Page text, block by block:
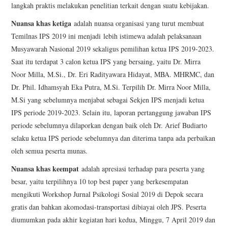
langkah praktis melakukan penelitian terkait dengan suatu kebijakan.
Nuansa khas ketigaadalah nuansa organisasi yang turut membuat
Temilnas IPS 2019 ini menjadi lebih istimewa adalah pelaksanaan
Musyawarah Nasional 2019 sekaligus pemilihan ketua IPS 2019-2023.
Saat itu terdapat 3 calon ketua IPS yang bersaing, yaitu Dr. Mirra
Noor Milla, M.Si., Dr. Eri Radityawara Hidayat, MBA. MHRMC, dan
Dr. Phil. Idhamsyah Eka Putra, M.Si. Terpilih Dr. Mirra Noor Milla,
M.Si yang sebelumnya menjabat sebagai Sekjen IPS menjadi ketua
IPS periode 2019-2023. Selain itu, laporan pertanggung jawaban IPS
periode sebelumnya dilaporkan dengan baik oleh Dr. Arief Budiarto
selaku ketua IPS periode sebelumnya dan diterima tanpa ada perbaikan
oleh semua peserta munas.
Nuansa khas keempatadalah apresiasi terhadap para peserta yang
besar, yaitu terpilihnya 10 top best paper yang berkesempatan
mengikuti Workshop Jurnal Psikologi Sosial 2019 di Depok secara
gratis dan bahkan akomodasi-transportasi dibiayai oleh JPS. Peserta
diumumkan pada akhir kegiatan hari kedua, Minggu, 7 April 2019 dan